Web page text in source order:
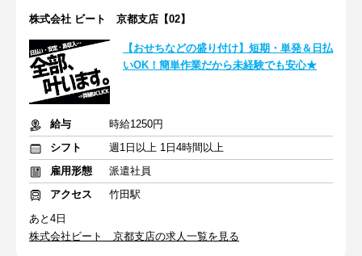
株式会社 ビート 京都支店【02】
【おせちなどの盛り付け】短期・単発＆日払
いOK！簡単作業だから未経験でも安心★
給与
時給1250円
シフト
週1日以上 1日4時間以上
雇用形態
派遣社員
アクセス
竹田駅
あと4日
株式会社ビート 京都支店の求人一覧を見る